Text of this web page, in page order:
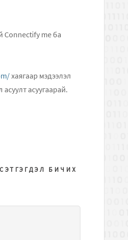
Connectify me ба
хаягаар мэдээлэл
асуугаарай.
СЭТГЭГДЭЛ БИЧИХ